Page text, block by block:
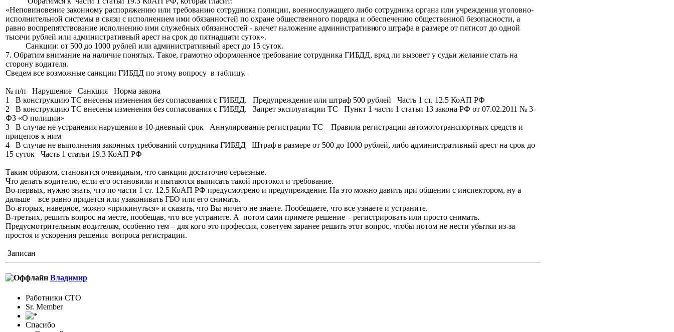
«Неповиновение законному распоряжению или требованию сотрудника полиции, военнослужащего либо сотрудника органа или учреждения уголовно-
исполнительной системы в связи с исполнением ими обязанностей по охране общественного порядка и обеспечению общественной безопасности, а
равно воспрепятствование исполнению ими служебных обязанностей - влечет наложение административного штрафа в размере от пятисот до одной
тысячи рублей или административный арест на срок до пятнадцати суток».
Санкции: от 500 до 1000 рублей или административный арест до 15 суток.
7. Обратим внимание на наличие понятых. Такое, грамотно оформленное требование сотрудника ГИБДД, вряд ли вызовет у судьи желание стать на
сторону водителя.
Сведем все возможные санкции ГИБДД по этому вопросу в таблицу.
№ п/п Нарушение Санкция Норма закона
1 В конструкцию ТС внесены изменения без согласования с ГИБДД. Предупреждение или штраф 500 рублей Часть 1 ст. 12.5 КоАП РФ
2 В конструкцию ТС внесены изменения без согласования с ГИБДД. Запрет эксплуатации ТС Пункт 1 части 1 статьи 13 закона РФ от 07.02.2011 № 3-
ФЗ «О полиции»
3 В случае не устранения нарушения в 10-дневный срок Аннулирование регистрации ТС Правила регистрации автомототранспортных средств и
прицепов к ним
4 В случае не выполнения законных требований сотрудника ГИБДД Штраф в размере от 500 до 1000 рублей, либо административный арест на срок до
15 суток Часть 1 статьи 19.3 КоАП РФ
Таким образом, становится очевидным, что санкции достаточно серьезные.
Что делать водителю, если его остановили и пытаются выписать такой протокол и требование.
Во-первых, нужно знать, что по части 1 ст. 12.5 КоАП РФ предусмотрено и предупреждение. На это можно давить при общении с инспектором, ну а
дальше – все равно придется или узаконивать ГБО или его снимать.
Во-вторых, наверное, можно «прикинуться» и сказать, что Вы ничего не знаете. Пообещаете, что все узнаете и устраните.
В-третьих, решить вопрос на месте, пообещав, что все устраните. А потом сами примете решение – регистрировать или просто снимать.
Предусмотрительным водителям, особенно тем – для кого это профессия, советуем заранее решить этот вопрос, чтобы потом не нести убытки из-за
простоя и ускорения решения вопроса регистрации.
Записан
Владимир
Работники СТО
Sr. Member
Спасибо